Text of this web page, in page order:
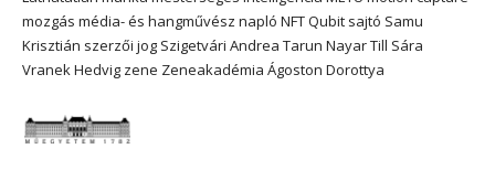
mozgás média- és hangművész napló NFTQubit sajtó Samu
Krisztián szerzői jog Szigetvári Andrea Tarun NayarTill Sára
Vranek Hedvig zene Zeneakadémia Ágoston Dorottya